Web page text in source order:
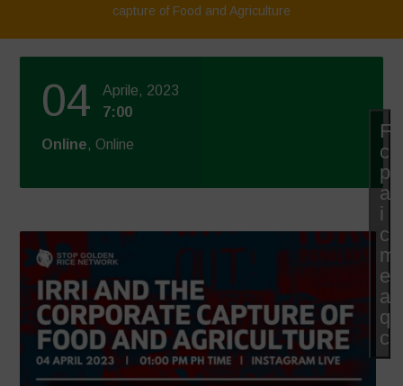
capture of Food and Agriculture
04
Aprile, 2023
7:00
Online, Online
i
e